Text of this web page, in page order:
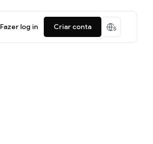
Fazer log in Criar conta